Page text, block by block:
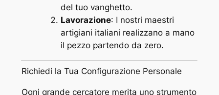
del tuo vanghetto.
Lavorazione: I nostri maestri
artigiani italiani realizzano a mano
il pezzo partendo da zero.
Richiedi la Tua Configurazione Personale
Ogni grande cercatore merita uno strumento